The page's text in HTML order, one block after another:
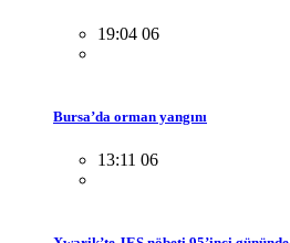
19:04 06
Bursa’da orman yangını
13:11 06